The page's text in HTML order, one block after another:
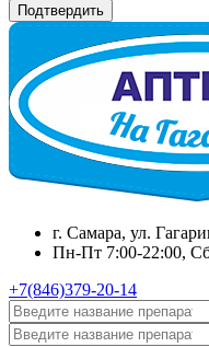
г. Самара, ул.
Пн-Пт 7:00-22:00,
+7(846)379-20-14